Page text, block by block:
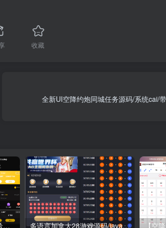
收藏
全新UI空降约炮同城任务源码/系统cai/
【哈希游戏】DAPP区块哈希竞彩/哈希值游戏/28游戏/usdt游戏/区块链游戏 多语言加拿大28游戏源码/java开发pc28系统